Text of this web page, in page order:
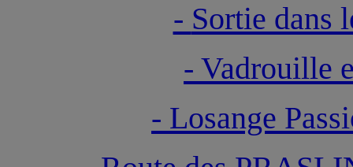
- Sortie dans
- Vadrouille
- Losange